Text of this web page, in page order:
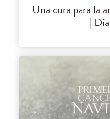
Una cura para la
|